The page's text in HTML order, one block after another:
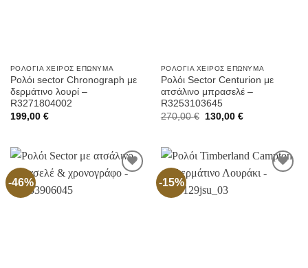
ΡΟΛΌΓΙΑ ΧΕΙΡΌΣ ΕΠΏΝΥΜΑ
Ρολόι sector Chronograph με
δερμάτινο λουρί –
R3271804002
199,00 €
ΡΟΛΌΓΙΑ ΧΕΙΡΌΣ ΕΠΏΝΥΜΑ
Ρολόι Sector Centurion με
ατσάλινο μπρασελέ –
R3253103645
270,00€
Original
price
130,00 €Current
-46% -15%